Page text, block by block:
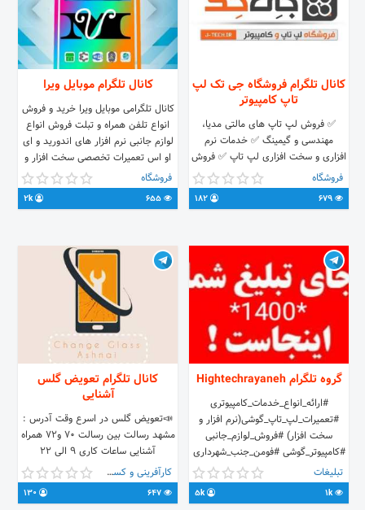
کانال تلگرام فروشگاه جی تک لپ
تاپ کامپیوتر
✅ فروش لپ تاپ های مالتی مدیا،
مهندسی و گیمینگ ✅ خدمات نرم
افزاری و سخت افزاری لپ تاپ ✅ فروش
مینی کیس و مانیتور 09135643249 📲
031-32750934 ☎
@j_tech_ir_admin⁦ ⬅️⁩ 👨مدیریت:
فروشگاه
کانال تلگرام موبایل ویرا
کانال تلگرامی موبایل ویرا خرید و فروش
انواع تلفن همراه و تبلت فروش انواع
لوازم جانبی نرم افزار های اندورید و ای
او اس تعمیرات تخصصی سخت افزار و
نرم افزار ارائه خدمات مجازی مانند ممبر
تلگرام،فالور اینستاگرام،فروش vpn
پرسرعت و اختصاصی و..... Website:
@rezah2004 موبایل ویرا
فروشگاه
2k
گروه تلگرام Hightechrayaneh
#ارائه_انواع_خدمات_کامپیوتری
#تعمیرات_لپ_تاپ_گوشی(نرم افزار و
سخت افزار) #فروش_لوازم_جانبی
#کامپیوتر_گوشی #فومن_جنب_شهرداری
رامین قصابی نژاد ☎️☎️☎️
+989363805530 01334739047
#تبلیغات پذیرفته میشود 📊📊📊 👮‍♂
تبلیغات
1k
5k
کانال تلگرام تعویض گلس
آشنایی
📣تعویض گلس در اسرع وقت آدرس :
مشهد رسالت بین رسالت ۷۰ و۷۲ همراه
آشنایی ساعات کاری ۹ الی ۲۲
09157357322 09376204084 تلفن
ثابت 05137327349 05137330886
🆔 @ashnaimobail
کارآفرینی و کسب و کار